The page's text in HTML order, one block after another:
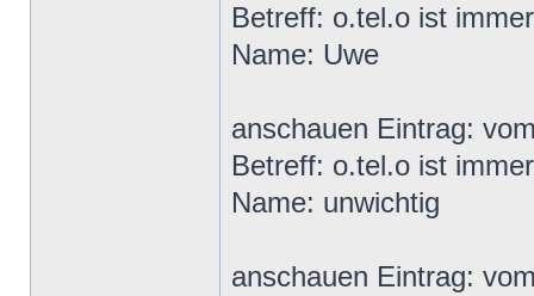
Betreff: o.tel.o ist
Name: Uwe
anschauen Eintrag:
Betreff: o.tel.o ist
Name: unwichtig
anschauen Eintrag: